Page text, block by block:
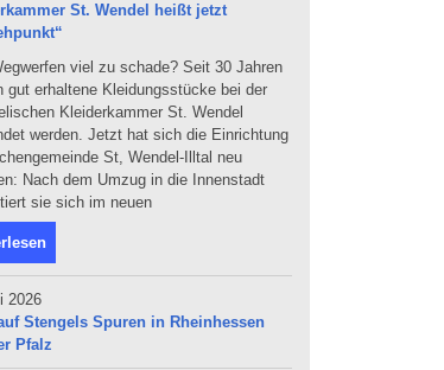
St. Wendel heißt jetzt
viel zu schade? Seit 30 Jahren
gut erhaltene Kleidungsstücke bei der
Kleiderkammer St. Wendel
werden. Jetzt hat sich die Einrichtung
St, Wendel-Illtal neu
Nach dem Umzug in die Innenstadt
sie sich im neuen
2026
Stengels Spuren in Rheinhessen
Pfalz